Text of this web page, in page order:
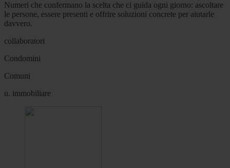
Numeri che confermano la scelta che ci guida ogni giorno: ascoltare
le persone, essere presenti e offrire soluzioni concrete per aiutarle
davvero.
collaboratori
Condomini
Comuni
u. immobiliare